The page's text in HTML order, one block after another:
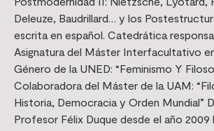
Deleuze, Baudrillard… y los
escrita en español. Catedrática
Asignatura del Máster Interfacultativo
Género de la UNED: “Feminismo Y
Colaboradora del Máster de la UAM:
Historia, Democracia y Orden Mundial”
Profesor Félix Duque desde el año 2009